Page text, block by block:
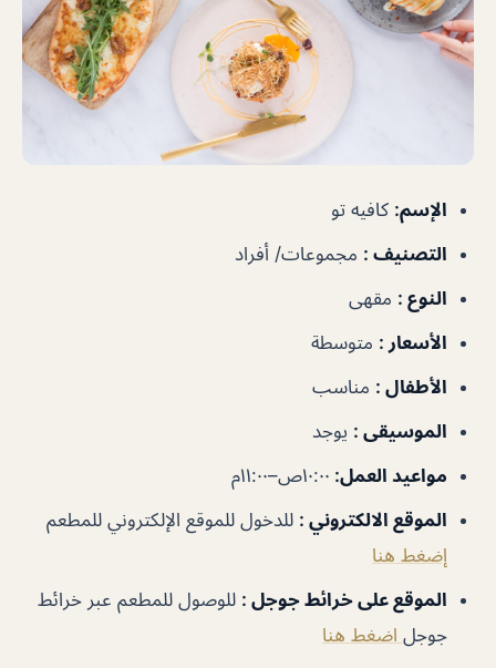
الإسم: كافيه تو
التصنيف : مجموعات/ أفراد
النوع : مقهى
الأسعار : متوسطة
الأطفال : مناسب
الموسيقى : يوجد
مواعيد العمل: ١٠:٠٠ص–١١:٠٠م
الموقع الالكتروني : للدخول للموقع الإلكتروني للمطعم
إضغط هنا
الموقع على خرائط جوجل : للوصول للمطعم عبر خرائط
جوجل اضغط هنا